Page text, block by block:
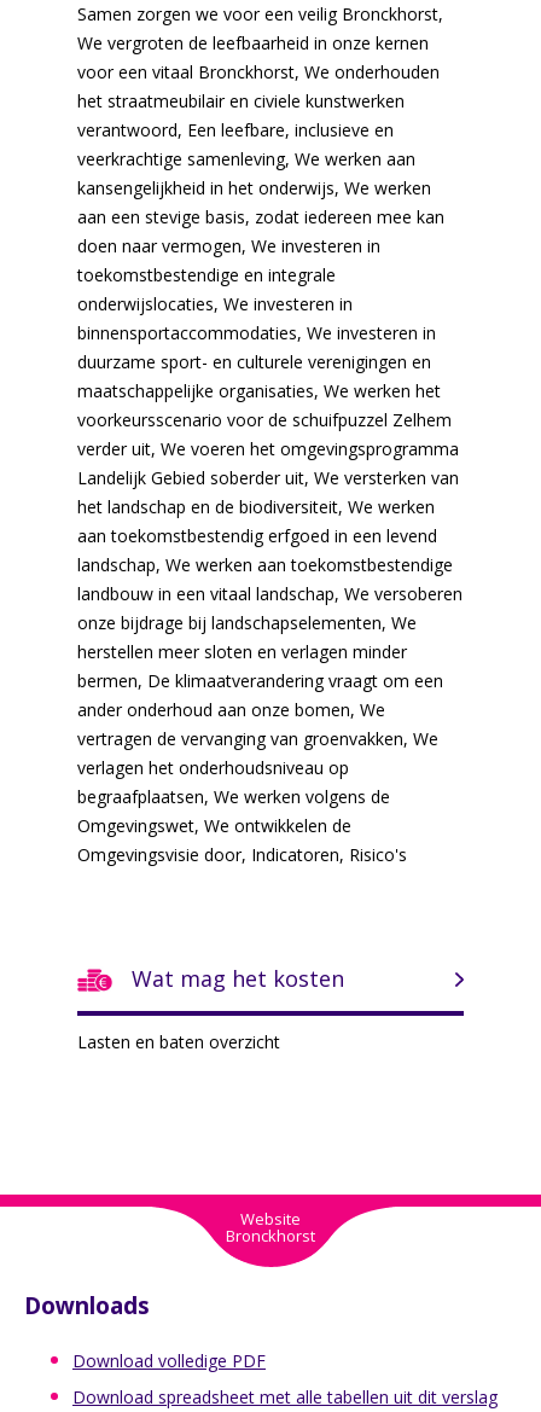
Samen zorgen we voor een veilig Bronckhorst,
We vergroten de leefbaarheid in onze kernen
voor een vitaal Bronckhorst, We onderhouden
het straatmeubilair en civiele kunstwerken
verantwoord, Een leefbare, inclusieve en
veerkrachtige samenleving, We werken aan
kansengelijkheid in het onderwijs, We werken
aan een stevige basis, zodat iedereen mee kan
doen naar vermogen, We investeren in
toekomstbestendige en integrale
onderwijslocaties, We investeren in
binnensportaccommodaties, We investeren in
duurzame sport- en culturele verenigingen en
maatschappelijke organisaties, We werken het
voorkeursscenario voor de schuifpuzzel Zelhem
verder uit, We voeren het omgevingsprogramma
Landelijk Gebied soberder uit, We versterken van
het landschap en de biodiversiteit, We werken
aan toekomstbestendig erfgoed in een levend
landschap, We werken aan toekomstbestendige
landbouw in een vitaal landschap, We versoberen
onze bijdrage bij landschapselementen, We
herstellen meer sloten en verlagen minder
bermen, De klimaatverandering vraagt om een
ander onderhoud aan onze bomen, We
vertragen de vervanging van groenvakken, We
verlagen het onderhoudsniveau op
begraafplaatsen, We werken volgens de
Omgevingswet, We ontwikkelen de
Omgevingsvisie door, Indicatoren, Risico's
Wat mag het kosten
Lasten en baten overzicht
Website
Bronckhorst
Downloads
Download volledige PDF
Download spreadsheet met alle tabellen uit dit verslag